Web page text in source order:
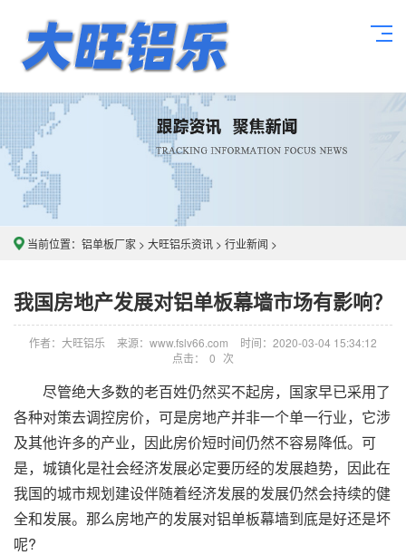
当前位置： 铝单板厂家 > 大旺铝乐资讯 > 行业新闻 >
我国房地产发展对铝单板幕墙市场有影响？
作者：大旺铝乐 来源：www.fslv66.com
时间：2020-03-04 15:34:12
点击：
0 次
尽管绝大多数的老百姓仍然买不起房，国家早已采用了
各种对策去调控房价，可是房地产并非一个单一行业，它涉
及其他许多的产业，因此房价短时间仍然不容易降低。可
是，城镇化是社会经济发展必定要历经的发展趋势，因此在
我国的城市规划建设伴随着经济发展的发展仍然会持续的健
全和发展。那么房地产的发展对铝单板幕墙到底是好还是坏
呢?